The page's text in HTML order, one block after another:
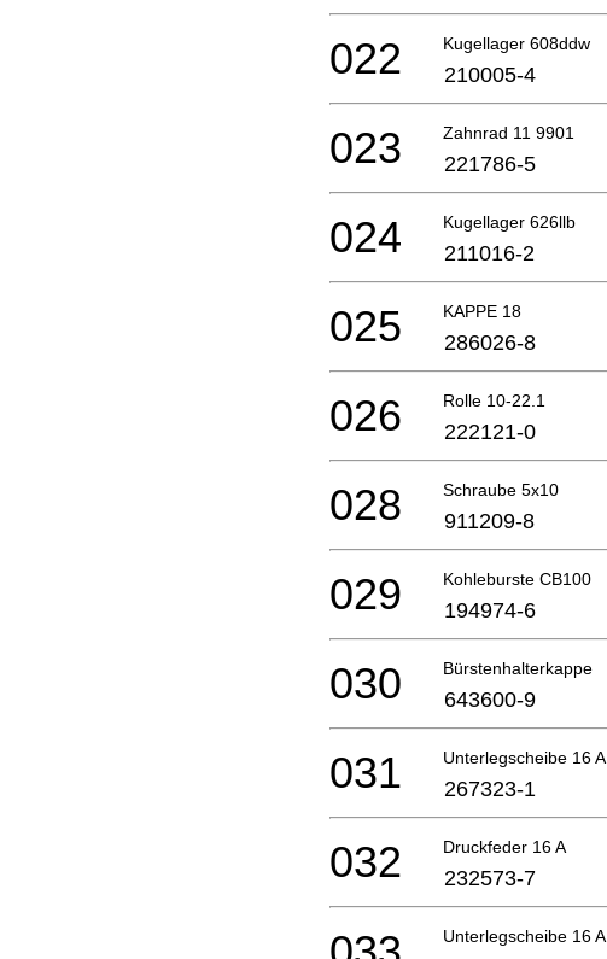
Kugellager 608ddw
022 210005-4
Zahnrad 11 9901
023 221786-5
Kugellager 626llb
024 211016-2
KAPPE 18
025 286026-8
Rolle 10-22.1
026 222121-0
Schraube 5x10
028 911209-8
Kohleburste CB100
029 194974-6
Bürstenhalterkappe
030 643600-9
Unterlegscheibe 16 A
031 267323-1
Druckfeder 16 A
032 232573-7
Unterlegscheibe 16 A